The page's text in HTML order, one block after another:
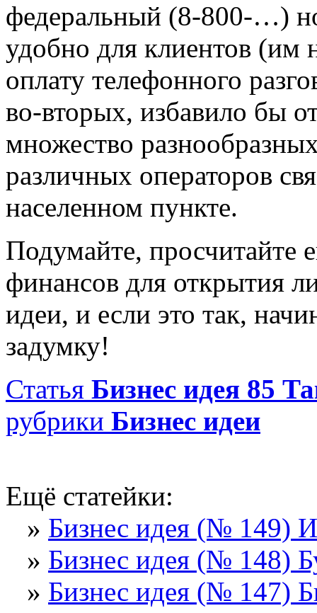
федеральный (8-800-…)
удобно для клиентов (им
оплату телефонного
во-вторых, избавило бы
множество
различных операторов
населенном пункте.
Подумайте, просчитайте
финансов для открытия
идеи, и если это так,
задумку!
Статья Бизнес идея 85
рубрики Бизнес идеи
Ещё статейки:
» Бизнес идея (№ 149)
» Бизнес идея (№ 148)
» Бизнес идея (№ 147)